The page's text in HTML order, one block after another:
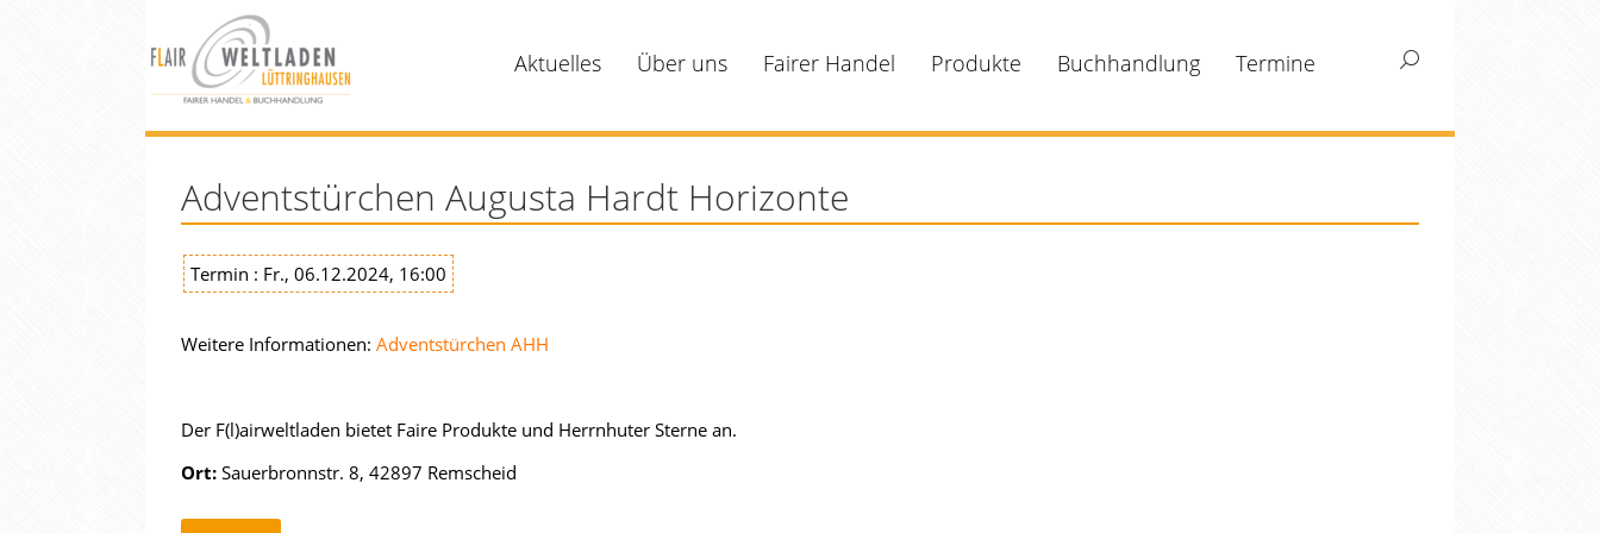
Aktuelles Über uns Fairer Handel Produkte Buchhandlung Termine Search:
Adventstürchen Augusta Hardt Horizonte
Termin : Fr., 06.12.2024, 16:00
Weitere Informationen: Adventstürchen AHH
Der F(l)airweltladen bietet Faire Produkte und Herrnhuter Sterne an.
Ort: Sauerbronnstr. 8, 42897 Remscheid